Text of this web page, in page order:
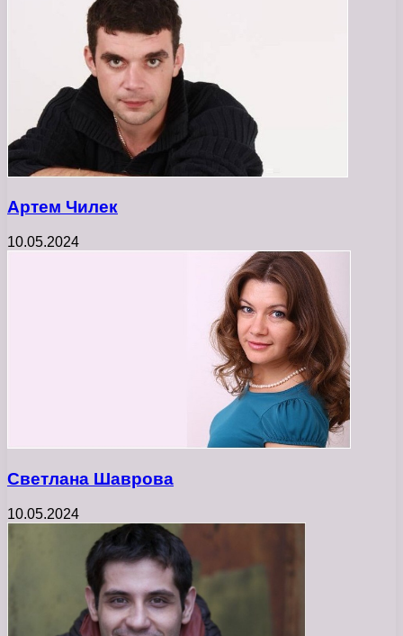
Артем Чилек
10.05.2024
Светлана Шаврова
10.05.2024